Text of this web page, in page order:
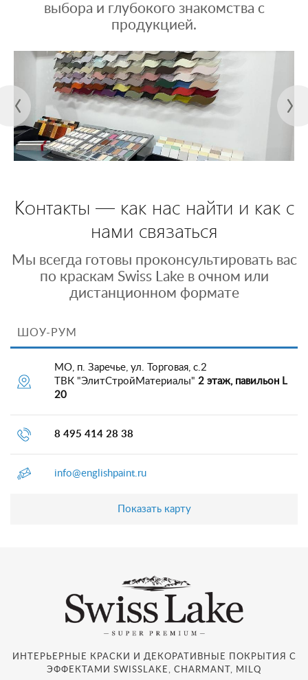
выбора и глубокого знакомства с
продукцией.
Контакты — как нас найти и как с
нами связаться
Мы всегда готовы проконсультировать вас
по краскам Swiss Lake в очном или
дистанционном формате
ШОУ-РУМ
МО, п. Заречье, ул. Торговая, с.2
ТВК "ЭлитСтройМатериалы" 2 этаж, павильон L
20
8 495 414 28 38
info@englishpaint.ru
Показать карту
ИНТЕРЬЕРНЫЕ КРАСКИ И ДЕКОРАТИВНЫЕ ПОКРЫТИЯ С
ЭФФЕКТАМИ SWISSLAKE, CHARMANT, MILQ